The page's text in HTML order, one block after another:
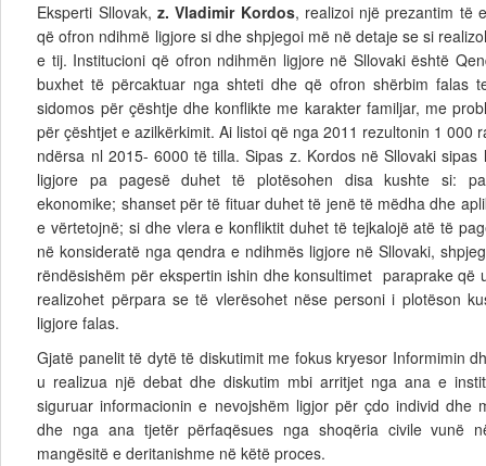
Eksperti Sllovak, z. Vladimir Kordos, realizoi një prezantim të
që ofron ndihmë ligjore si dhe shpjegoi më në detaje se si
e tij. Institucioni që ofron ndihmën ligjore në Sllovaki është
buxhet të përcaktuar nga shteti dhe që ofron shërbim falas
sidomos për çështje dhe konflikte me karakter familjar, me
për çështjet e azilkërkimit. Ai listoi që nga 2011 rezultonin 1 000
ndërsa nl 2015- 6000 të tilla. Sipas z. Kordos në Sllovaki
ligjore pa pagesë duhet të plotësohen disa kushte si:
ekonomike; shanset për të fituar duhet të jenë të mëdha dhe
e vërtetojnë; si dhe vlera e konfliktit duhet të tejkalojë atë të
në konsideratë nga qendra e ndihmës ligjore në Sllovaki,
rëndësishëm për ekspertin ishin dhe konsultimet paraprake që
realizohet përpara se të vlerësohet nëse personi i plotëson
ligjore falas.
Gjatë panelit të dytë të diskutimit me fokus kryesor Informimin
u realizua një debat dhe diskutim mbi arritjet nga ana e
siguruar informacionin e nevojshëm ligjor për çdo individ dhe
dhe nga ana tjetër përfaqësues nga shoqëria civile vunë
mangësitë e deritanishme në këtë proces.